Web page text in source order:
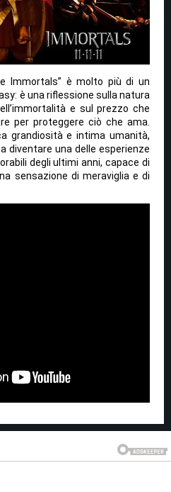
Immortals” è molto più di un
è una riflessione sulla natura
e sul prezzo che
per proteggere ciò che ama.
grandiosità e intima umanità,
diventare una delle esperienze
degli ultimi anni, capace di
sensazione di meraviglia e di